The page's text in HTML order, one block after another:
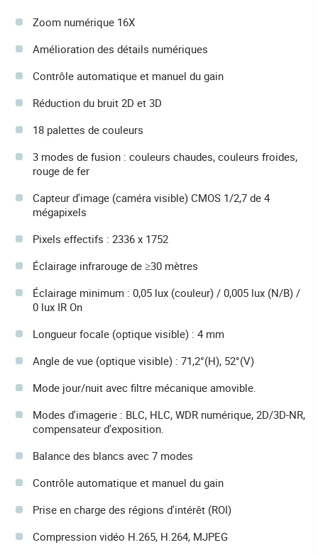
Zoom numérique 16X
Amélioration des détails numériques
Contrôle automatique et manuel du gain
Réduction du bruit 2D et 3D
18 palettes de couleurs
3 modes de fusion : couleurs chaudes, couleurs froides,
rouge de fer
Capteur d'image (caméra visible) CMOS 1/2,7 de 4
mégapixels
Pixels effectifs : 2336 x 1752
Éclairage infrarouge de ≥30 mètres
Éclairage minimum : 0,05 lux (couleur) / 0,005 lux (N/B) /
0 lux IR On
Longueur focale (optique visible) : 4 mm
Angle de vue (optique visible) : 71,2°(H), 52°(V)
Mode jour/nuit avec filtre mécanique amovible.
Modes d'imagerie : BLC, HLC, WDR numérique, 2D/3D-NR,
compensateur d'exposition.
Balance des blancs avec 7 modes
Contrôle automatique et manuel du gain
Prise en charge des régions d'intérêt (ROI)
Compression vidéo H.265, H.264, MJPEG